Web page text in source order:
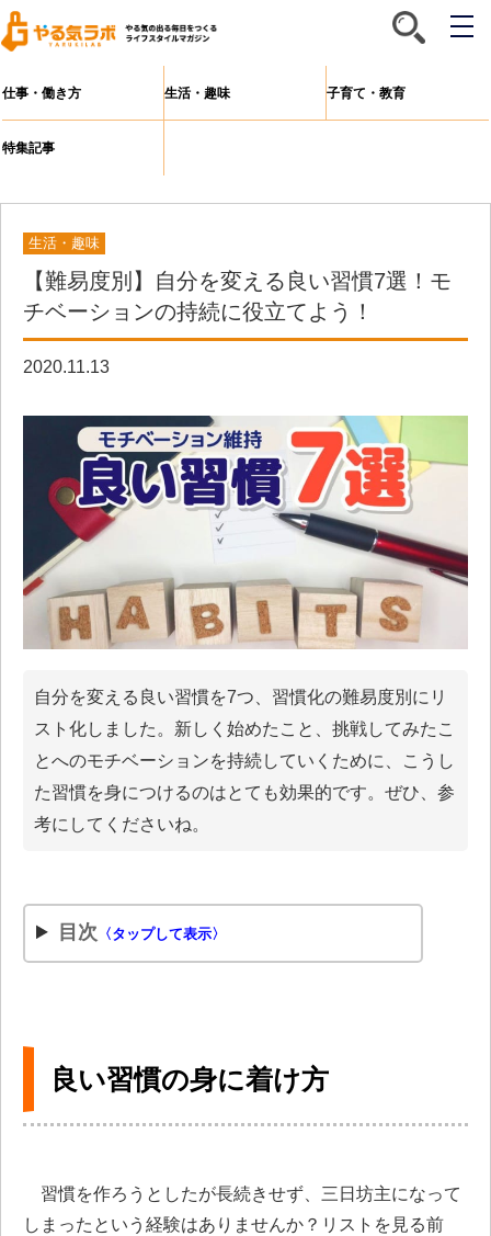
メ
仕事・働き方 生活・趣味 子育て・教育
特集記事
生活・趣味
【難易度別】自分を変える良い習慣7選！モ
チベーションの持続に役立てよう！
2020.11.13
自分を変える良い習慣を7つ、習慣化の難易度別にリ
スト化しました。新しく始めたこと、挑戦してみたこ
とへのモチベーションを持続していくために、こうし
た習慣を身につけるのはとても効果的です。ぜひ、参
考にしてくださいね。
目次 〈タップして表示〉
良い習慣の身に着け方
習慣を作ろうとしたが長続きせず、三日坊主になって
しまったという経験はありませんか？リストを見る前